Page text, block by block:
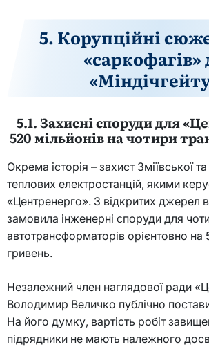
5. Корупційні
«саркофагів»
5.1. Захисні споруди для
520 мільйонів на чотири
Окрема історія – захист Зміївської
теплових електростанцій, якими
«Центренерго». З відкритих джерел
замовила інженерні споруди для
автотрансформаторів орієнтовно на
гривень.
Незалежний член наглядової ради
Володимир Величко публічно
На його думку, вартість робіт
підрядники не мають належного